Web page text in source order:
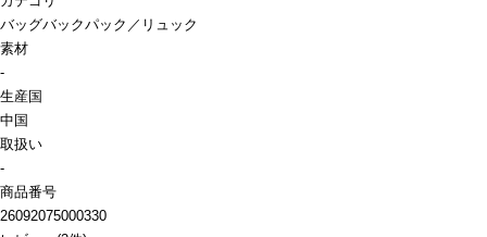
バッグバックパック／リュック
素材
-
生産国
中国
取扱い
-
商品番号
26092075000330